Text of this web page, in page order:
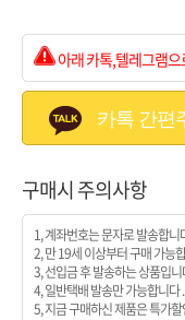
아래 카톡,텔레그램
카톡 간편
구매시 주의사항
1, 계좌번호는 문자로 발송합
2, 만 19세 이상부터 구매 가능
3, 선입금 후 발송하는 상품입니
4, 일반택배 발송만 가능합니
5, 지금 구매하신 제품은 특가